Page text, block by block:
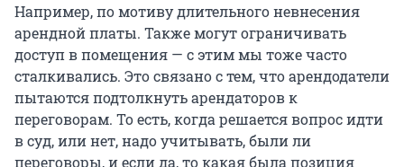
Например, по мотиву длительного невнесения
арендной платы. Также могут ограничивать
доступ в помещения — с этим мы тоже часто
сталкивались. Это связано с тем, что арендодатели
пытаются подтолкнуть арендаторов к
переговорам. То есть, когда решается вопрос идти
в суд, или нет, надо учитывать, были ли
переговоры, и если да, то какая была позиция